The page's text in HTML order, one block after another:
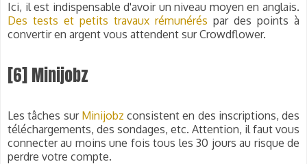
Ici, il est indispensable d'avoir un niveau moyen en anglais.
Des tests et petits travaux rémunérés par des points à
convertir en argent vous attendent sur Crowdflower.
[6] Minijobz
Les tâches sur Minijobz consistent en des inscriptions, des
téléchargements, des sondages, etc. Attention, il faut vous
connecter au moins une fois tous les 30 jours au risque de
perdre votre compte.